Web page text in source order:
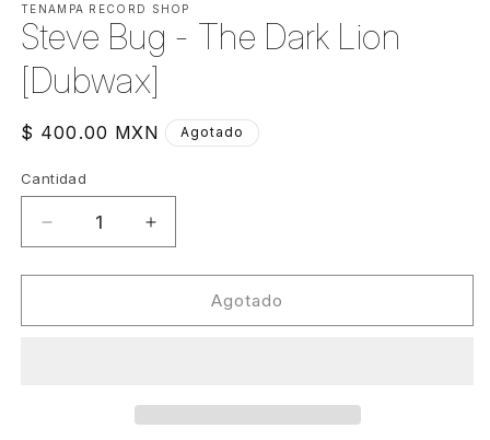
multimedia
1
en
ventana
modal
TENAMPA RECORD SHOP
Steve Bug - The Dark Lion
[Dubwax]
Precio
$ 400.00 MXN Agotado
Cantidad
Cantidad
Reducir
cantidad
para
Bug
Aumentar
cantidad
para
Bug
Agotado